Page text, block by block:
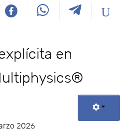
en
2026